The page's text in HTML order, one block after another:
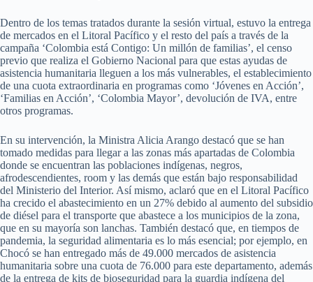
Dentro de los temas tratados durante la sesión virtual, estuvo la entrega
de mercados en el Litoral Pacífico y el resto del país a través de la
campaña ‘Colombia está Contigo: Un millón de familias’, el censo
previo que realiza el Gobierno Nacional para que estas ayudas de
asistencia humanitaria lleguen a los más vulnerables, el establecimiento
de una cuota extraordinaria en programas como ‘Jóvenes en Acción’,
‘Familias en Acción’, ‘Colombia Mayor’, devolución de IVA, entre
otros programas.
En su intervención, la Ministra Alicia Arango destacó que se han
tomado medidas para llegar a las zonas más apartadas de Colombia
donde se encuentran las poblaciones indígenas, negros,
afrodescendientes, room y las demás que están bajo responsabilidad
del Ministerio del Interior. Así mismo, aclaró que en el Litoral Pacífico
ha crecido el abastecimiento en un 27% debido al aumento del subsidio
de diésel para el transporte que abastece a los municipios de la zona,
que en su mayoría son lanchas. También destacó que, en tiempos de
pandemia, la seguridad alimentaria es lo más esencial; por ejemplo, en
Chocó se han entregado más de 49.000 mercados de asistencia
humanitaria sobre una cuota de 76.000 para este departamento, además
de la entrega de kits de bioseguridad para la guardia indígena del